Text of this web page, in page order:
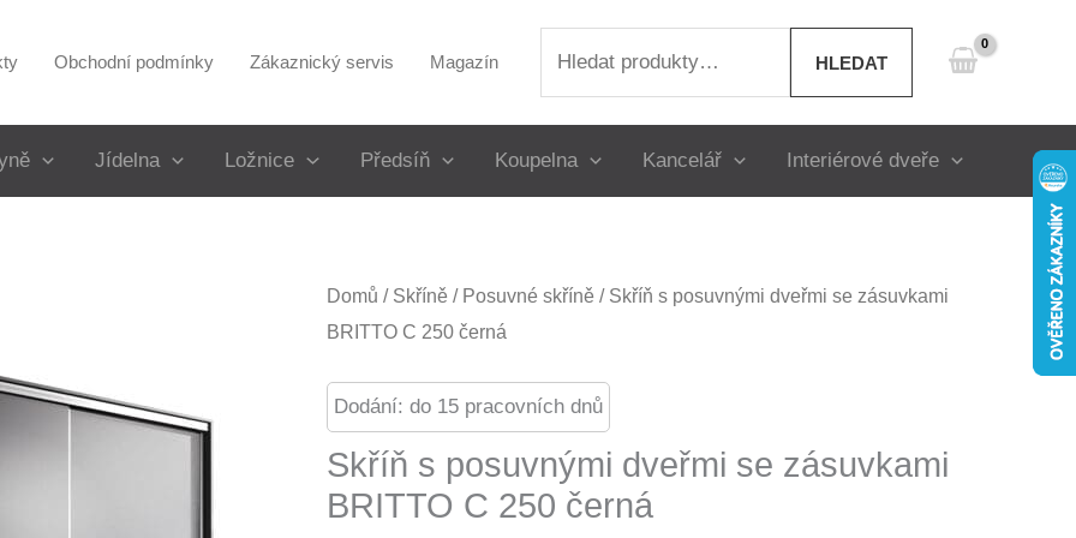
Obchodní podmínky Zákaznický servis Magazín HLEDAT
Jídelna Ložnice Předsíň Koupelna Kancelář Interiérové dveře
Domů / Skříně / Posuvné skříně / Skříň s posuvnými dveřmi se zásuvkami
BRITTO C 250 černá
Dodání: do 15 pracovních dnů
Skříň s posuvnými dveřmi se zásuvkami
BRITTO C 250 černá